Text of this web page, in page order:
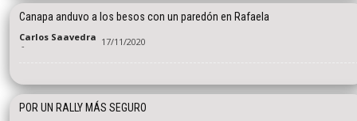
Canapa anduvo a los besos con un paredón en Rafaela
Carlos Saavedra
- 17/11/2020
POR UN RALLY MÁS SEGURO